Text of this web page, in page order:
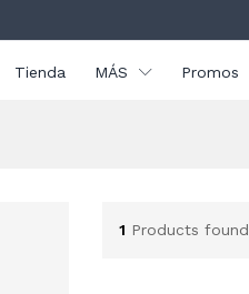
Tienda MÁS Promos
1 Products found